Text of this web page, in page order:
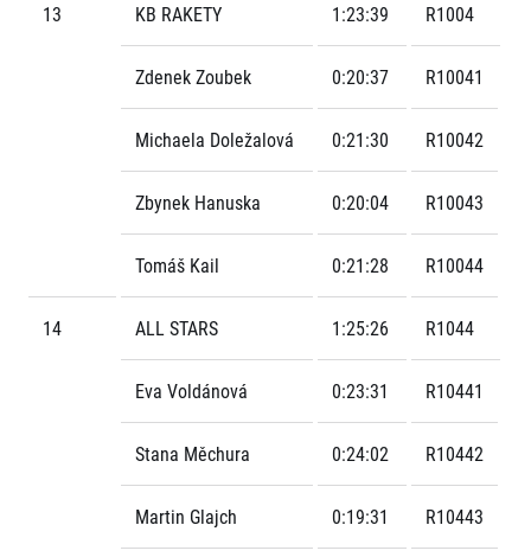
13 KB RAKETY 1:23:39 R1004
Zdenek Zoubek 0:20:37 R10041
Michaela Doležalová 0:21:30 R10042
Zbynek Hanuska 0:20:04 R10043
Tomáš Kail 0:21:28 R10044
14 ALL STARS 1:25:26 R1044
Eva Voldánová 0:23:31 R10441
Stana Měchura 0:24:02 R10442
Martin Glajch 0:19:31 R10443